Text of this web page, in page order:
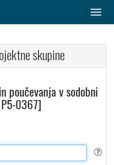
skupine
poučevanja v sodobni
0367]